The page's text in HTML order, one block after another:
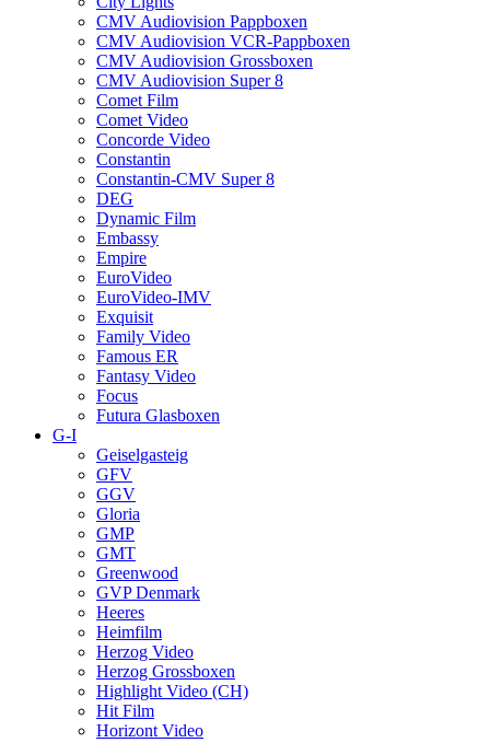
CMV Audiovision Pappboxen
CMV Audiovision VCR-Pappboxen
CMV Audiovision Grossboxen
CMV Audiovision Super 8
Comet Film
Comet Video
Concorde Video
Constantin
Constantin-CMV Super 8
DEG
Dynamic Film
Embassy
Empire
EuroVideo
EuroVideo-IMV
Exquisit
Family Video
Famous ER
Fantasy Video
Focus
Futura Glasboxen
G-I
Geiselgasteig
GFV
GGV
Gloria
GMP
GMT
Greenwood
GVP Denmark
Heeres
Heimfilm
Herzog Video
Herzog Grossboxen
Highlight Video (CH)
Hit Film
Horizont Video